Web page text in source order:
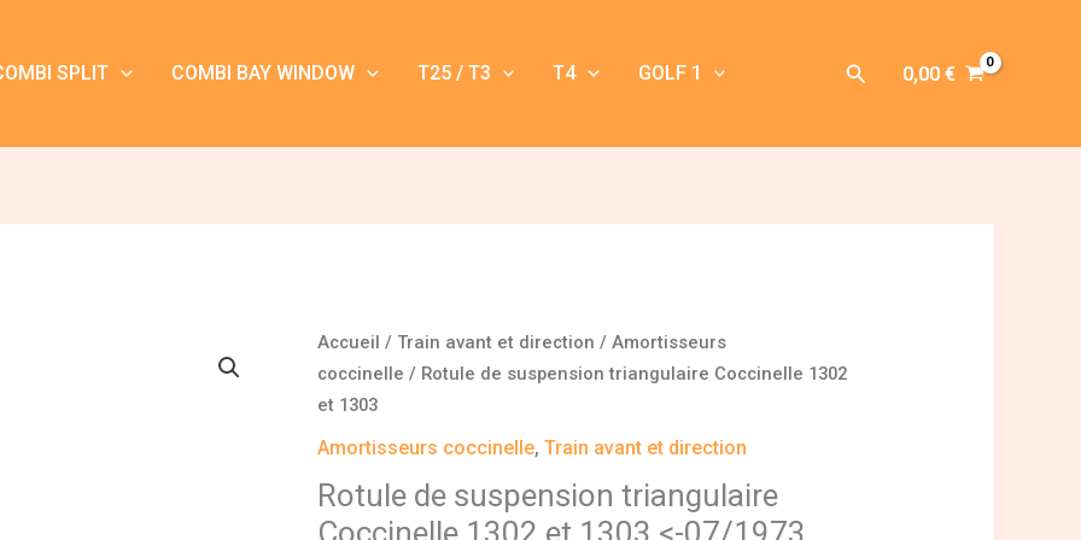
SPLIT COMBI BAY WINDOW T25 / T3 T4 GOLF 1 Rechercher
0,00 €
Accueil /Train avant et direction /Amortisseurs
coccinelle / Rotule de suspension triangulaire Coccinelle 1302
et 1303
Amortisseurs coccinelle,Train avant et direction
Rotule de suspension triangulaire
quantité
de
Rotule
de
triangulaire
Coccinelle